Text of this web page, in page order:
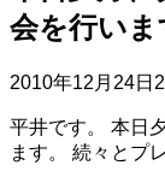
会を行いま
2010年12月24日
平井です。 本日
ます。 続々とプ